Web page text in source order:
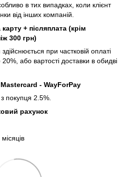
в тих випадках, коли клієнт
від інших компаній.
+ післяплата (крім
300 грн)
при частковій оплаті
або вартості доставки в обидві
- WayForPay
з покупця 2.5%.
рахунок